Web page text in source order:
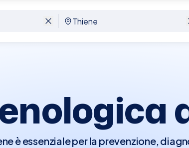
è essenziale per la prevenzione,